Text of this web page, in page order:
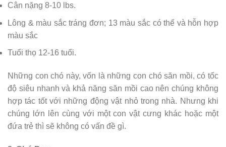
Cân nặng 8-10 lbs.
Lông & màu sắc tráng đơn; 13 màu sắc có thể và hỗn hợp
màu sắc
Tuổi thọ 12-16 tuổi.
Những con chó này, vốn là những con chó săn mồi, có tốc
độ siêu nhanh và khả năng săn mồi cao nên chúng không
hợp tác tốt với những động vật nhỏ trong nhà. Nhưng khi
chúng lớn lên cùng với một con vật cưng khác hoặc một
đứa trẻ thì sẽ không có vấn đề gì.